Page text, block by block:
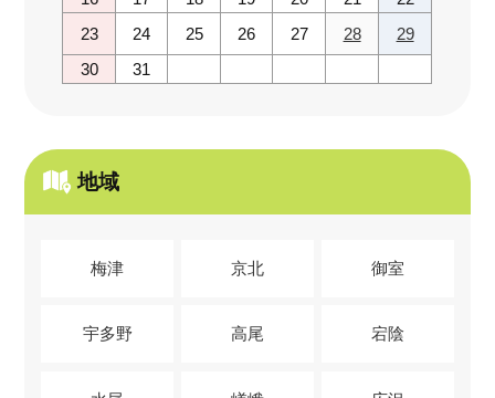
23
24 25 26 27 28
29
30
31
地域
梅津 京北 御室
宇多野 高尾 宕陰